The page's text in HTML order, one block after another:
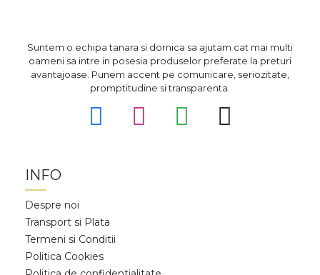
Suntem o echipa tanara si dornica sa ajutam cat mai multi
oameni sa intre in posesia produselor preferate la preturi
avantajoase. Punem accent pe comunicare, seriozitate,
promptitudine si transparenta.
INFO
Despre noi
Transport si Plata
Termeni si Conditii
Politica Cookies